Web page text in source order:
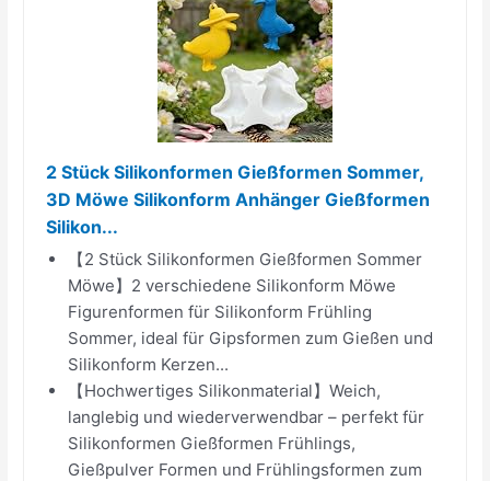
2 Stück Silikonformen Gießformen Sommer,
3D Möwe Silikonform Anhänger Gießformen
Silikon...
【2 Stück Silikonformen Gießformen Sommer
Möwe】2 verschiedene Silikonform Möwe
Figurenformen für Silikonform Frühling
Sommer, ideal für Gipsformen zum Gießen und
Silikonform Kerzen...
【Hochwertiges Silikonmaterial】Weich,
langlebig und wiederverwendbar – perfekt für
Silikonformen Gießformen Frühlings,
Gießpulver Formen und Frühlingsformen zum